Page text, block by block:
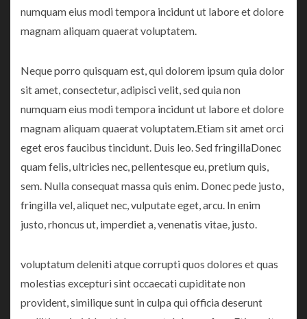
numquam eius modi tempora incidunt ut labore et dolore
magnam aliquam quaerat voluptatem.
Neque porro quisquam est, qui dolorem ipsum quia dolor
sit amet, consectetur, adipisci velit, sed quia non
numquam eius modi tempora incidunt ut labore et dolore
magnam aliquam quaerat voluptatem.Etiam sit amet orci
eget eros faucibus tincidunt. Duis leo. Sed fringillaDonec
quam felis, ultricies nec, pellentesque eu, pretium quis,
sem. Nulla consequat massa quis enim. Donec pede justo,
fringilla vel, aliquet nec, vulputate eget, arcu. In enim
justo, rhoncus ut, imperdiet a, venenatis vitae, justo.
voluptatum deleniti atque corrupti quos dolores et quas
molestias excepturi sint occaecati cupiditate non
provident, similique sunt in culpa qui officia deserunt